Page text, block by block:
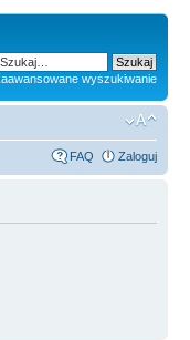
wyszukiwanie
FAQ Zaloguj